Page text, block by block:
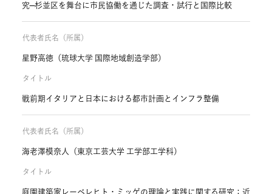
究―杉並区を舞台に市民協働を通じた調査・試行と国際比較
代表者氏名（所属）
星野高徳（琉球大学 国際地域創造学部）
タイトル
戦前期イタリアと日本における都市計画とインフラ整備
代表者氏名（所属）
海老澤模奈人（東京工芸大学 工学部工学科）
タイトル
庭園建築家レーベレヒト・ミッゲの理論と実践に関する研究：近